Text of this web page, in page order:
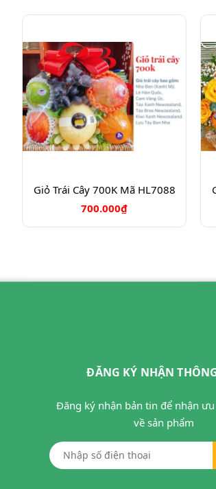
Giỏ Trái Cây 700K Mã HL7088
700.000₫
ĐĂNG KÝ NHẬN
Đăng ký nhận bản tin để nhận
về sản phẩm